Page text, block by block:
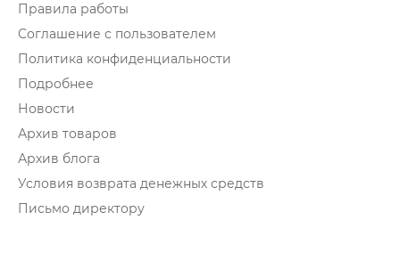
Правила работы
Соглашение с пользователем
Политика конфиденциальности
Подробнее
Новости
Архив товаров
Архив блога
Условия возврата денежных средств
Письмо директору